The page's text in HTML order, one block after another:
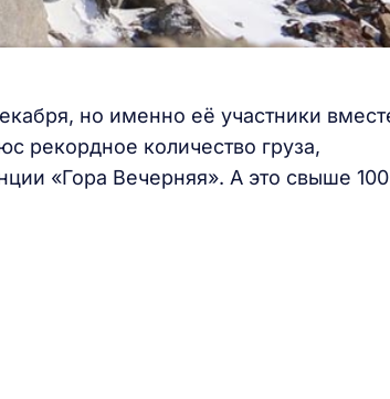
но именно её участники
рекордное количество груза,
«Гора Вечерняя». А это свыше 100